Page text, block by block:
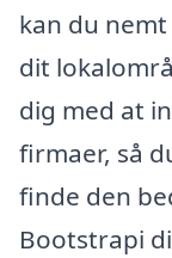
kan du
dit
dig med at
firmaer, så
finde den
Bootstrapi